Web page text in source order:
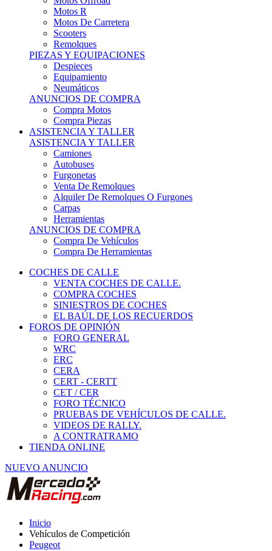
Motos R
Motos De Carretera
Scooters
Remolques
PIEZAS Y EQUIPACIONES
Despieces
Equipamiento
Neumáticos
ANUNCIOS DE COMPRA
Compra Motos
Compra Piezas
ASISTENCIA Y TALLER
ASISTENCIA Y TALLER
Camiones
Autobuses
Furgonetas
Venta De Remolques
Alquiler De Remolques O Furgones
Carpas
Herramientas
ANUNCIOS DE COMPRA
Compra De Vehículos
Compra De Herramientas
COCHES DE CALLE
VENTA COCHES DE CALLE.
COMPRA COCHES
SINIESTROS DE COCHES
EL BAÚL DE LOS RECUERDOS
FOROS DE OPINIÓN
FORO GENERAL
WRC
ERC
CERA
CERT - CERTT
CET / CER
FORO TÉCNICO
PRUEBAS DE VEHÍCULOS DE CALLE.
VIDEOS DE RALLY.
A CONTRATRAMO
TIENDA ONLINE
NUEVO ANUNCIO
Inicio
Vehículos de Competición
Peugeot